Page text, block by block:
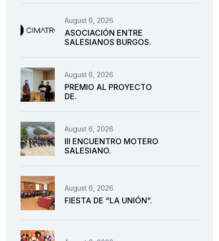
August 6, 2026
ASOCIACIÓN ENTRE
SALESIANOS BURGOS.
August 6, 2026
PREMIO AL PROYECTO
DE.
August 6, 2026
III ENCUENTRO MOTERO
SALESIANO.
August 6, 2026
FIESTA DE “LA UNIÓN”.